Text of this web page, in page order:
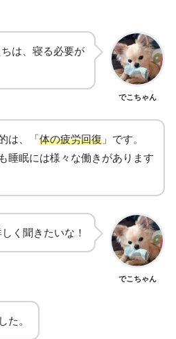
は、寝る必要が
でこちゃん
は、「体の疲労回復 」です。
睡眠には様々な働きがあります
く聞きたいな！
でこちゃん
た。